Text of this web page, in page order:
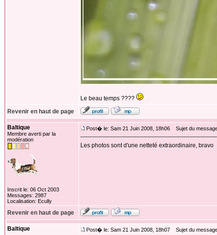
Le beau temps ????
Revenir en haut de page
Baltique
Membre averti par la
modération
Inscrit le: 06 Oct 2003
Messages: 2987
Localisation: Ecully
Post� le: Sam 21 Juin 2008, 18h06 Sujet du
Les photos sont d'une netteté extraordinaire, bravo
Revenir en haut de page
Baltique Post� le: Sam 21 Juin 2008, 18h07 Sujet du